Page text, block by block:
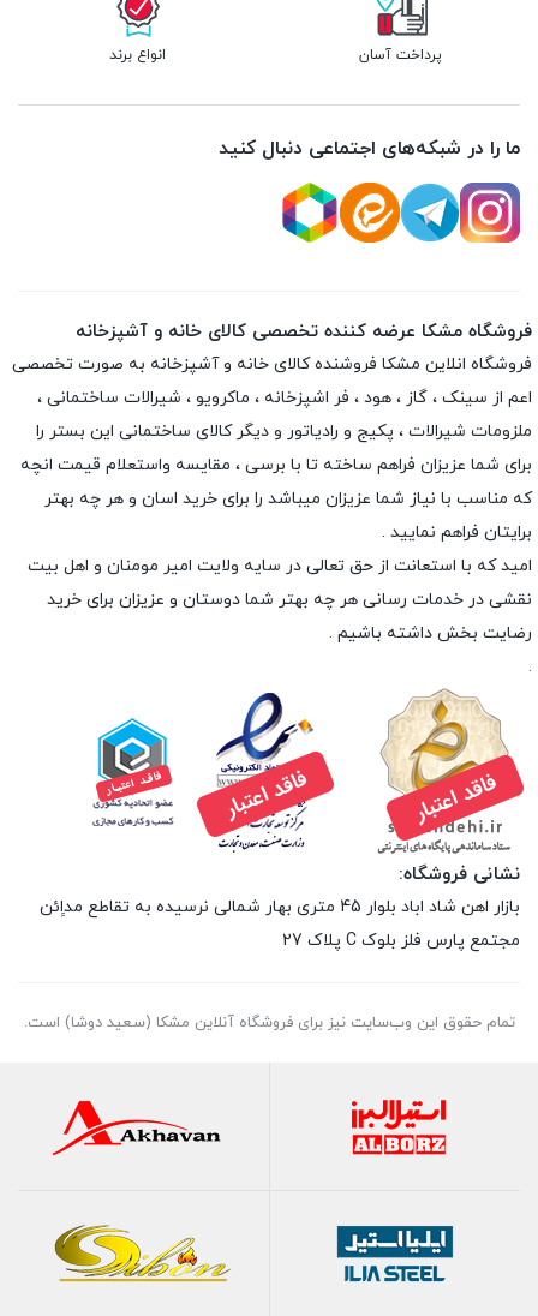
پرداخت آسان انواع برند
ما را در شبکه‌های اجتماعی دنبال کنید
فروشگاه مشکا عرضه کننده تخصصی کالای خانه و آشپزخانه
فروشگاه انلاین مشکا فروشنده کالای خانه و آشپزخانه به صورت تخصصی
اعم از سینک ، گاز ، هود ، فر اشپزخانه ، ماکرویو ، شیرالات ساختمانی ،
ملزومات شیرالات ، پکیج و رادیاتور و دیگر کالای ساختمانی این بستر را
برای شما عزیزان فراهم ساخته تا با برسی ، مقایسه واستعلام قیمت انچه
که مناسب با نیاز شما عزیزان میباشد را برای خرید اسان و هر چه بهتر
برایتان فراهم نمایید .
امید که با استعانت از حق تعالی در سایه ولایت امیر مومنان و اهل بیت
نقشی در خدمات رسانی هر چه بهتر شما دوستان و عزیزان برای خرید
رضایت بخش داشته باشیم .
.
نشانی فروشگاه:
بازار اهن شاد اباد بلوار 45 متری بهار شمالی نرسیده به تقاطع مداِِئن
مجتمع پارس فلز بلوک C پلاک 27
تمام حقوق اين وب‌سايت نیز برای فروشگاه آنلاین مشکا (سعید دوشا) است.